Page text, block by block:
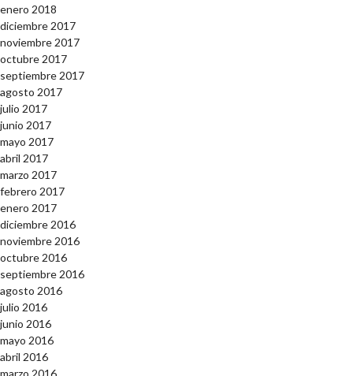
enero 2018
diciembre 2017
noviembre 2017
octubre 2017
septiembre 2017
agosto 2017
julio 2017
junio 2017
mayo 2017
abril 2017
marzo 2017
febrero 2017
enero 2017
diciembre 2016
noviembre 2016
octubre 2016
septiembre 2016
agosto 2016
julio 2016
junio 2016
mayo 2016
abril 2016
marzo 2016